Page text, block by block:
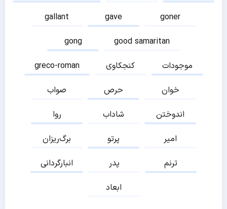
gallant
gave
goner
gong
good samaritan
greco-roman
کنجکاوی
موجودات
صواب
حرص
خوان
روا
شاداب
اندوختن
برگ‌ریزان
پرتو
امیر
انبارگردانی
پدر
ترنم
ابعاد